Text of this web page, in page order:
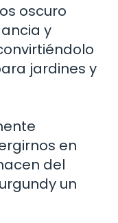
oscuro
y
jardines y
en
del
un